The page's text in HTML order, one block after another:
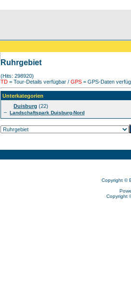
Ruhrgebiet
(Hits: 298920)
TD = Tour-Details verfügbar / GPS = GPS-Daten
Unterkategorien
Duisburg (22)
– Landschaftspark Duisburg-Nord
Copyright ©
Copyright